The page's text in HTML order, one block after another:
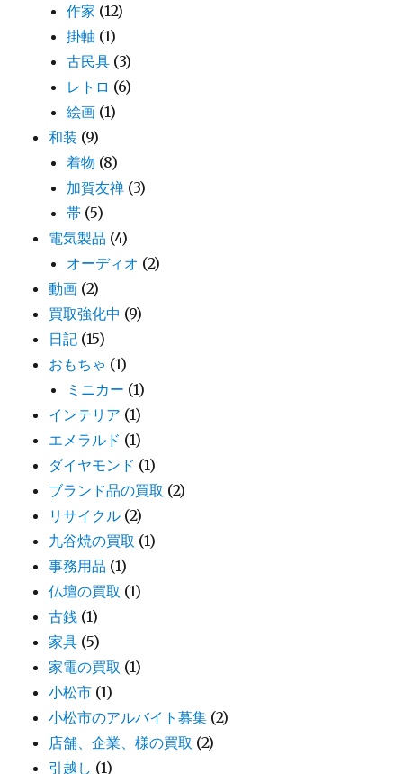
作家 (12)
掛軸 (1)
古民具 (3)
レトロ (6)
絵画 (1)
和装 (9)
着物 (8)
加賀友禅 (3)
帯 (5)
電気製品 (4)
オーディオ (2)
動画 (2)
買取強化中 (9)
日記 (15)
おもちゃ (1)
ミニカー (1)
インテリア (1)
エメラルド (1)
ダイヤモンド (1)
ブランド品の買取 (2)
リサイクル (2)
九谷焼の買取 (1)
事務用品 (1)
仏壇の買取 (1)
古銭 (1)
家具 (5)
家電の買取 (1)
小松市 (1)
小松市のアルバイト募集 (2)
店舗、企業、様の買取 (2)
引越し (1)